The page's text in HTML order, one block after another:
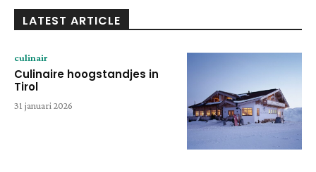
LATEST ARTICLE
culinair
Culinaire hoogstandjes in
Tirol
31 januari 2026